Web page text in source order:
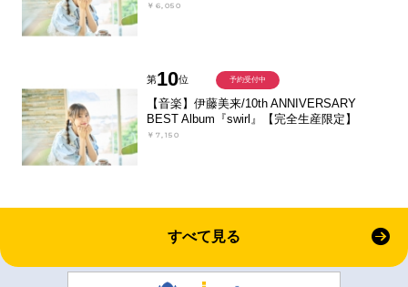
￥6,050
第10位
【音楽】伊藤美来/10th ANNIVERSARY
BEST Album『swirl』【完全生産限定】
￥7,150
予約受付中
すべて見る